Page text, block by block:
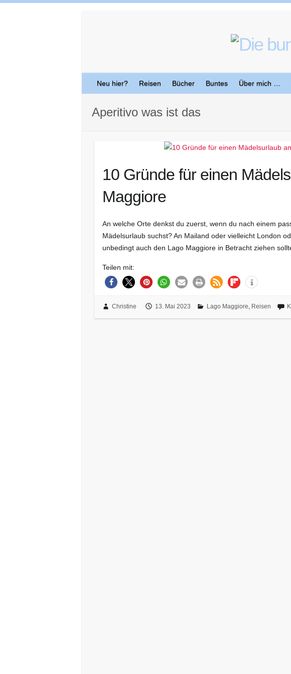
Neu hier? Reisen Bücher Buntes Über mich …
Aperitivo was ist das
10 Gründe für einen
Maggiore
An welche Orte denkst du zuerst, wenn du nach einem
Mädelsurlaub suchst? An Mailand oder vielleicht London
unbedingt auch den Lago Maggiore in Betracht ziehen
Teilen mit:
Christine 13. Mai 2023 Lago Maggiore, Reisen